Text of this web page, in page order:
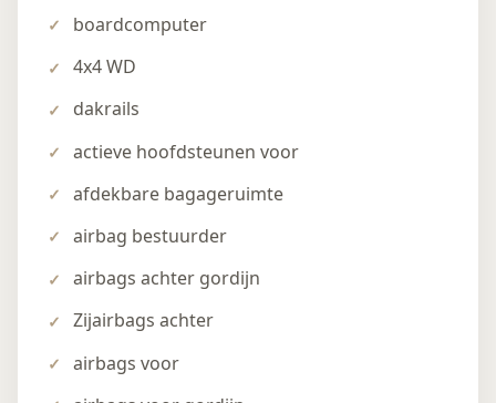
boardcomputer
4x4 WD
dakrails
actieve hoofdsteunen voor
afdekbare bagageruimte
airbag bestuurder
airbags achter gordijn
Zijairbags achter
airbags voor